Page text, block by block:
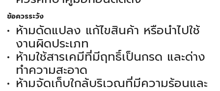
ข้อควรระวัง
ห้ามดัดแปลง แก้ไขสินค้า หรือนำไปใช้
งานผิดประเภท
ห้ามใช้สารเคมีที่มีฤทธิ์เป็นกรด และด่าง
ทำความสะอาด
ห้ามจัดเก็บใกล้บริเวณที่มีความร้อนและ